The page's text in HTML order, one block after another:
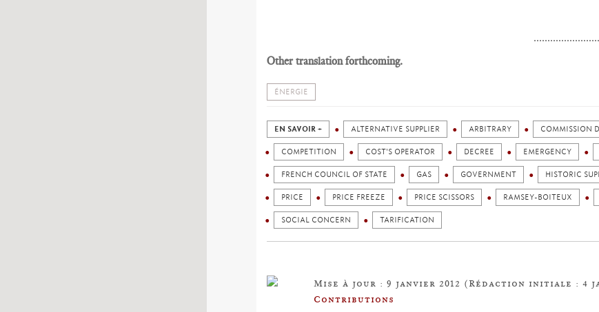
........................
Other translation forthcoming.
ÉNERGIE
EN SAVOIR + ALTERNATIVE SUPPLIER ARBITRARY COMMISSION
COMPETITION COST'S OPERATOR DECREE EMERGENCY
FRENCH COUNCIL OF STATE GAS GOVERNMENT HISTORIC
PRICE PRICE FREEZE PRICE SCISSORS RAMSEY-BOITEUX
SOCIAL CONCERN TARIFICATION
Mise à jour : 9 janvier 2012 (Rédaction initiale : 4
Contributions